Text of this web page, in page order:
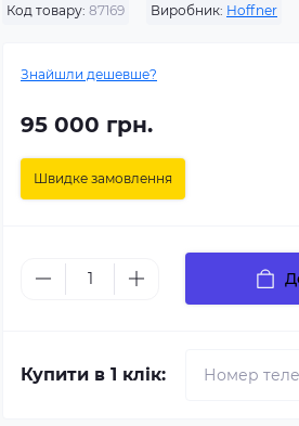
Код товару: 87169 Виробник: Hoffner
Знайшли дешевше?
95 000 грн.
Швидке замовлення
Купити в 1 клік: